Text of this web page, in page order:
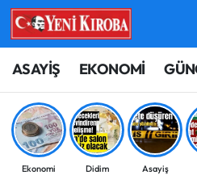
ASAYİŞ EKONOMİ
Ekonomi Didim Asayiş
ASAYİŞ
BİLİM-TEKNOLOJİ
ÇEVRE
Aydın Nöbetçi Eczaneler
Aydın Hava Durumu
Aydin Namaz Vakitleri